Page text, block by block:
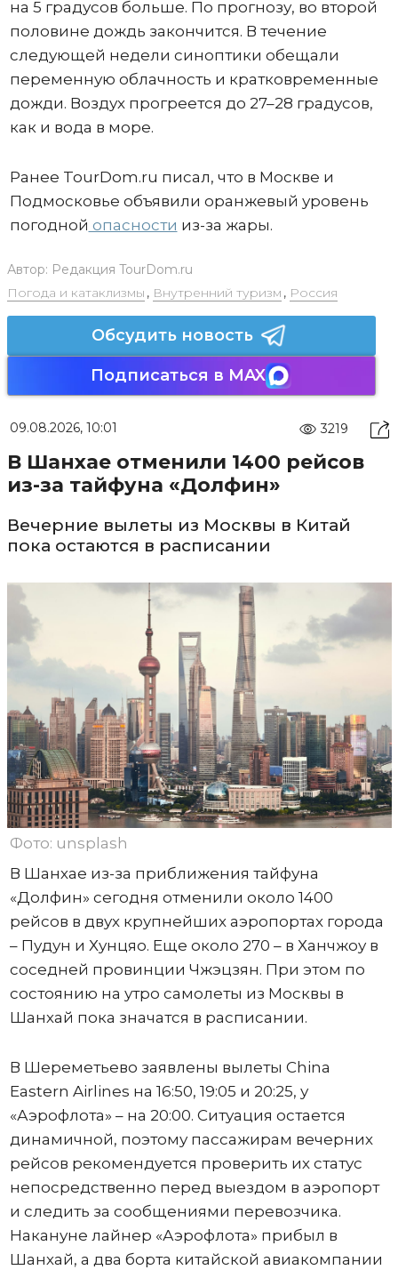
на 5 градусов больше. По прогнозу, во второй
половине дождь закончится. В течение
следующей недели синоптики обещали
переменную облачность и кратковременные
дожди. Воздух прогреется до 27–28 градусов,
как и вода в море.
Ранее TourDom.ru писал, что в Москве и
Подмосковье объявили оранжевый уровень
погодной опасности из-за жары.
Автор: Редакция TourDom.ru
Погода и катаклизмы , Внутренний туризм , Россия
Обсудить новость
Подписаться в MAX
09.08.2026, 10:01 3219
В Шанхае отменили 1400 рейсов
из-за тайфуна «Долфин»
Вечерние вылеты из Москвы в Китай
пока остаются в расписании
Фото: unsplash
В Шанхае из-за приближения тайфуна
«Долфин» сегодня отменили около 1400
рейсов в двух крупнейших аэропортах города
– Пудун и Хунцяо. Еще около 270 – в Ханчжоу в
соседней провинции Чжэцзян. При этом по
состоянию на утро самолеты из Москвы в
Шанхай пока значатся в расписании.
В Шереметьево заявлены вылеты China
Eastern Airlines на 16:50, 19:05 и 20:25, у
«Аэрофлота» – на 20:00. Ситуация остается
динамичной, поэтому пассажирам вечерних
рейсов рекомендуется проверить их статус
непосредственно перед выездом в аэропорт
и следить за сообщениями перевозчика.
Накануне лайнер «Аэрофлота» прибыл в
Шанхай, а два борта китайской авиакомпании